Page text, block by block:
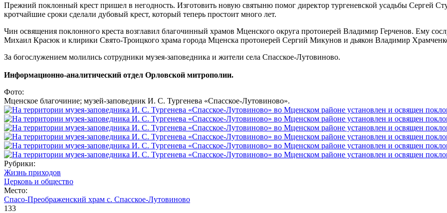
Прежний поклонный крест пришел в негодность. Изготовить новую святыню помог директор тургеневской усадьбы Сергей
кротчайшие сроки сделали дубовый крест, который теперь простоит много лет.
Чин освящения поклонного креста возглавил благочинный храмов Мценского округа протоиерей Владимир Герченов. Ему
Михаил Красюк и клирики Свято-Троицкого храма города Мценска протоиерей Сергий Микунов и дьякон Владимир
За богослужением молились сотрудники музея-заповедника и жители села Спасское-Лутовиново.
Информационно-аналитический отдел Орловской митрополии.
Фото:
Мценское благочиние; музей-заповедник И. С. Тургенева «Спасское-Лутовиново».
Рубрики:
Жизнь приходов
Церковь и общество
Место:
Спасо-Преображенский храм с. Спасское-Лутовиново
133